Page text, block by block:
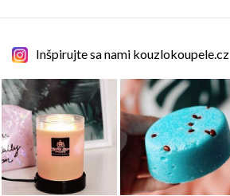
Inšpirujte sa nami kouzlokoupele.cz